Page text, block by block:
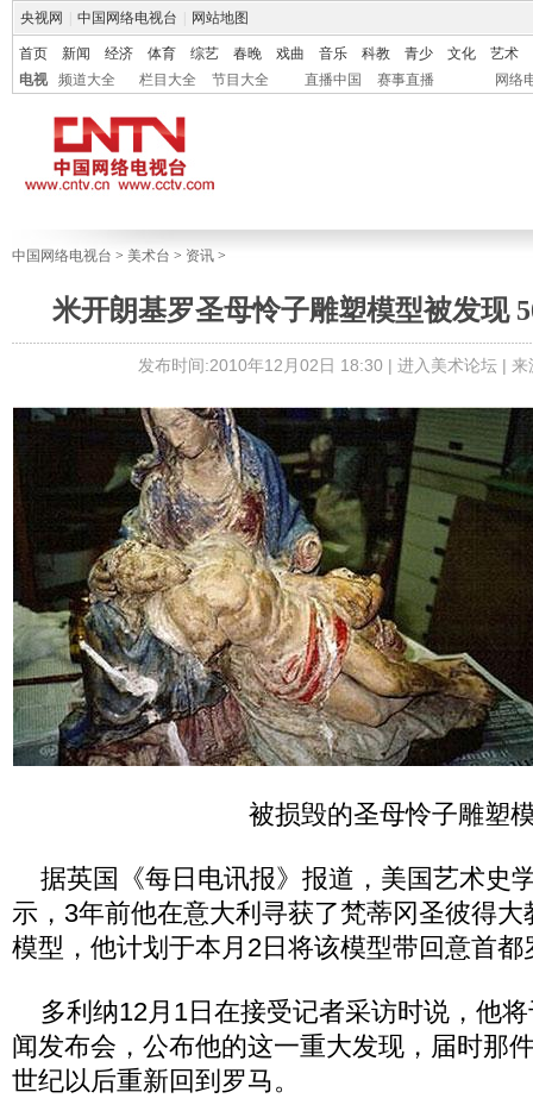
央视网 中国网络电视台 网站地图
首页 新闻 经济 体育 综艺 春晚 戏曲 音乐 科教 青少 文化
艺术
电视
频道大全 栏目大全 节目大全 直播中国 赛事直播 网络
中国网络电视台 > 美术台 > 资讯 >
米开朗基罗圣母怜子雕塑模型被发现
发布时间:2010年12月02日 18:30 | 进入美术论坛| 来
被损毁的圣母怜子雕塑
据英国《每日电讯报》报道，美国艺术史
示，3年前他在意大利寻获了梵蒂冈圣彼得
模型，他计划于本月2日将该模型带回意首都
多利纳12月1日在接受记者采访时说，他
闻发布会，公布他的这一重大发现，届时那
世纪以后重新回到罗马。